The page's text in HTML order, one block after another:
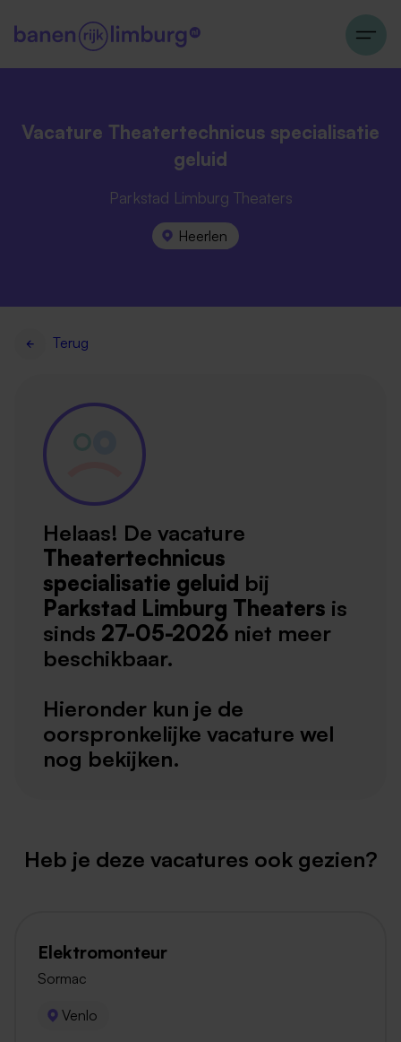
Vacature Theatertechnicus specialisatie
geluid
Parkstad Limburg Theaters
Heerlen
Terug
Helaas! De vacature
Theatertechnicus
specialisatie geluid bij
Parkstad Limburg Theaters is
sinds 27-05-2026 niet meer
beschikbaar.
Hieronder kun je de
oorspronkelijke vacature wel
nog bekijken.
Heb je deze vacatures ook gezien?
Elektromonteur
Sormac
Venlo